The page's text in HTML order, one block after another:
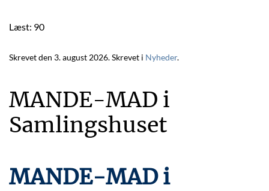
Læst: 90
Skrevet den 3. august 2026. Skrevet i Nyheder.
MANDE-MAD i
Samlingshuset
MANDE-MAD i